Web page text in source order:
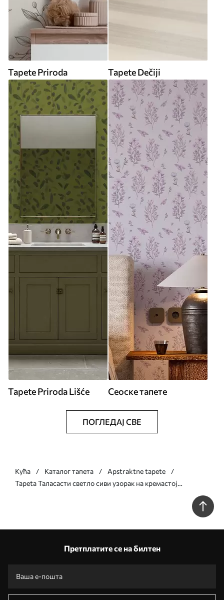
Tapete Priroda Tapete Dečiji
Tapete Priroda Lišće Сеоске тапете
ПОГЛЕДАЈ СВЕ
Кућа Каталог тапета
Apstraktne tapete
Tapeta Таласасти светло сиви узорак на кремастој
Претплатите се на билтен